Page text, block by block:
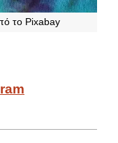
το Pixabay